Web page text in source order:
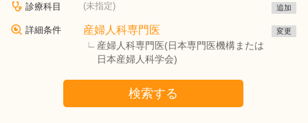
診療科目 (未指定) 追加
詳細条件 産婦人科専門医
産婦人科専門医(日本専門医機構または
日本産婦人科学会)
変更
検索する